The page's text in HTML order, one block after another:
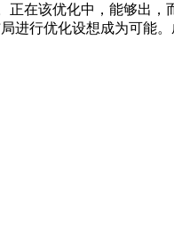
在该优化中，能够出，
进行优化设想成为可能